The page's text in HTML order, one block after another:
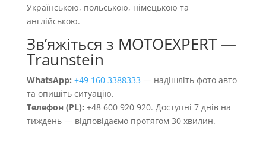
Українською, польською, німецькою та
англійською.
Звʼяжіться з MOTOEXPERT —
Traunstein
WhatsApp: +49 160 3388333 — надішліть фото авто
та опишіть ситуацію.
Телефон (PL): +48 600 920 920. Доступні 7 днів на
тиждень — відповідаємо протягом 30 хвилин.